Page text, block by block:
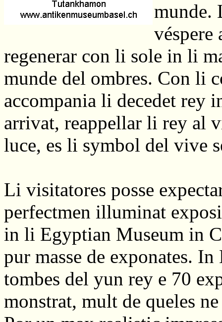
munde.
véspere
regenerar con li sole in li
munde del ombres. Con li
accompania li decedet rey
arrivat, reappellar li rey al
luce, es li symbol del vive
Li visitatores posse
perfectmen illuminat
in li Egyptian Museum in
pur masse de exponates.
tombes del yun rey e 70
monstrat, mult de queles